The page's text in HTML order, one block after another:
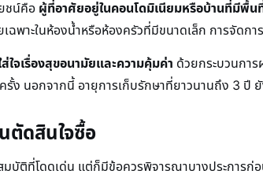
ชน์คือ ผู้ที่อาศัยอยู่ในคอนโดมิเนียมหรือบ้านที่มีพื้น
เฉพาะในห้องน้ำหรือห้องครัวที่มีขนาดเล็ก การจั
ใจเรื่องสุขอนามัยและความคุ้มค่า ด้วยกระบวนกา
ครั้ง นอกจากนี้ อายุการเก็บรักษาที่ยาวนานถึง 3
ตัดสินใจซื้อ
ติที่โดดเด่น แต่ก็มีข้อควรพิจารณาบางประการก่